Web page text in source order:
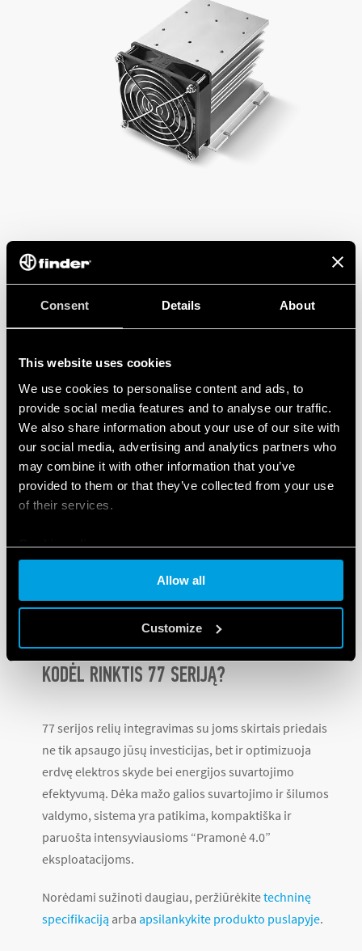
Consent Details About
This website uses cookies
We use cookies to personalise content and ads, to
provide social media features and to analyse our traffic.
We also share information about your use of our site with
our social media, advertising and analytics partners who
may combine it with other information that you’ve
provided to them or that they’ve collected from your use
of their services.
Cookie policy
Allow all
Customize
2. TERMOPADAI
Siekiant užtikrinti maksimalų šilumos perdavimą iš
relės į radiatorių arba elektros skydo korpusą,
montuojant rekomenduojame naudoti naujus
077.T1 / 077.T2:Vienfazių ir dvifazių modeliams (T2
versija yra lipni, kad būtų lengviau nustatyti padėtį)
077.T3:Skirta didesnėms trifazėms
puslaidininkinėms relėms
KODĖL RINKTIS 77 SERIJĄ?
77 serijos relių integravimas su joms skirtais priedais
ne tik apsaugo jūsų investicijas, bet ir optimizuoja
erdvę elektros skyde bei energijos suvartojimo
efektyvumą. Dėka mažo galios suvartojimo ir šilumos
valdymo, sistema yra patikima, kompaktiška ir
paruošta intensyviausioms “Pramonė 4.0”
eksploatacijoms.
Norėdami sužinoti daugiau, peržiūrėkitetechninę
specifikaciją arba apsilankykite produkto puslapyje.